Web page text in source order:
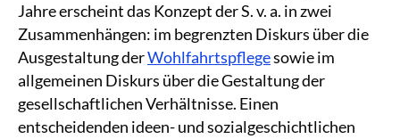
Jahre erscheint das Konzept der S. v. a. in zwei
Zusammenhängen: im begrenzten Diskurs über die
Ausgestaltung derWohlfahrtspflegesowie im
allgemeinen Diskurs über die Gestaltung der
gesellschaftlichen Verhältnisse. Einen
entscheidenden ideen- und sozialgeschichtlichen